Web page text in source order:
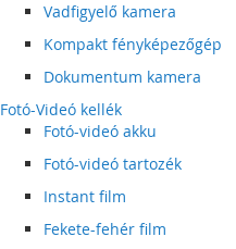
Vadfigyelő kamera
Kompakt fényképezőgép
Dokumentum kamera
Fotó-Videó kellék
Fotó-videó akku
Fotó-videó tartozék
Instant film
Fekete-fehér film